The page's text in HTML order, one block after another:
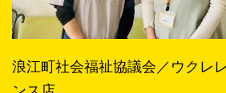
浪江町社会福祉協議会／ウクレ